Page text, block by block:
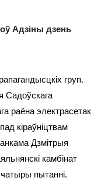
Адзіны дзень
груп.
Садоўскага
раёна электрасетак
кіраўніцтвам
Дзмітрыя
камбінат
пытанні.